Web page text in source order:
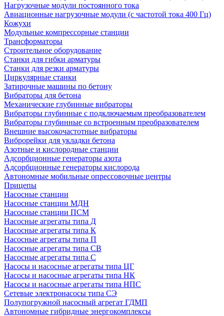
Нагрузочные модули постоянного тока
Авиационные нагрузочные модули (с частотой тока 400 Гц)
Кожухи
Модульные компрессорные станции
Трансформаторы
Строительное оборудование
Станки для гибки арматуры
Станки для резки арматуры
Циркулярные станки
Затирочные машины по бетону
Вибраторы для бетона
Механические глубинные вибраторы
Вибраторы глубинные с подключаемым преобразователем
Вибраторы глубинные со встроенным преобразователем
Внешние высокочастотные вибраторы
Виброрейки для укладки бетона
Азотные и кислородные станции
Адсорбционные генераторы азота
Адсорбционные генераторы кислорода
Автономные мобильные опрессовочные центры
Прицепы
Насосные станции
Насосные станции МДН
Насосные станции ПСМ
Насосные агрегаты типа Д
Насосные агрегаты типа К
Насосные агрегаты типа П
Насосные агрегаты типа СВ
Насосные агрегаты типа С
Насосы и насосные агрегаты типа ЦГ
Насосы и насосные агрегаты типа НК
Насосы и насосные агрегаты типа НПС
Сетевые электронасосы типа СЭ
Полупогружной насосный агрегат ГДМП
Автономные гибридные энергокомплексы